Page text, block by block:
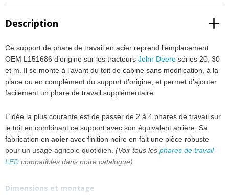
Description
Ce support de phare de travail en acier reprend l’emplacement
OEM L151686 d’origine sur les tracteurs John Deere séries 20, 30
et m. Il se monte à l’avant du toit de cabine sans modification, à la
place ou en complément du support d’origine, et permet d’ajouter
facilement un phare de travail supplémentaire.
L’idée la plus courante est de passer de 2 à 4 phares de travail sur
le toit en combinant ce support avec son équivalent arrière. Sa
fabrication en acieravec finition noire en fait une pièce robuste
pour un usage agricole quotidien. (Voir tous les phares de travail
LED compatibles dans notre catalogue)
Dimensions et montage